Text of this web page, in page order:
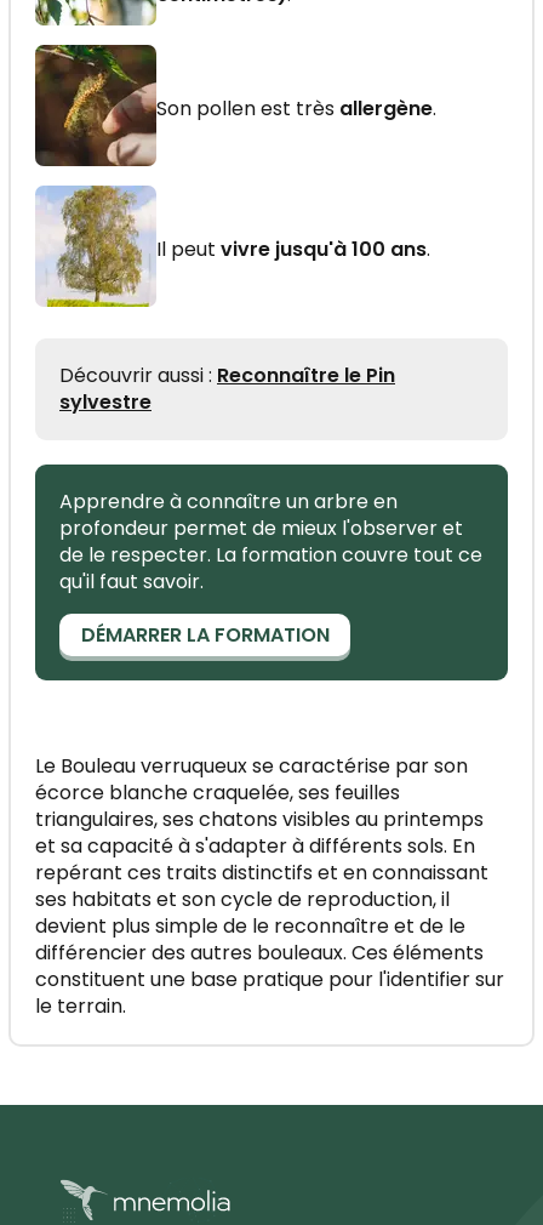
Son pollen est très allergène.
Il peut vivre jusqu'à 100 ans.
Découvrir aussi : Reconnaître le Pin
sylvestre
Apprendre à connaître un arbre en
profondeur permet de mieux l'observer et
de le respecter. La formation couvre tout ce
qu'il faut savoir.
DÉMARRER LA FORMATION
Le Bouleau verruqueux se caractérise par son
écorce blanche craquelée, ses feuilles
triangulaires, ses chatons visibles au printemps
et sa capacité à s'adapter à différents sols. En
repérant ces traits distinctifs et en connaissant
ses habitats et son cycle de reproduction, il
devient plus simple de le reconnaître et de le
différencier des autres bouleaux. Ces éléments
constituent une base pratique pour l'identifier sur
le terrain.